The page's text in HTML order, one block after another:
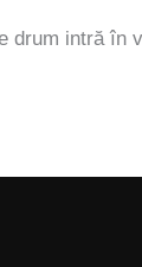
drum intră în